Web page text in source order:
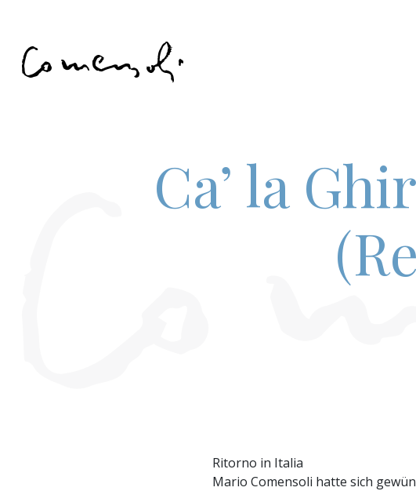
Ca’ la
Ritorno in Italia
Mario Comensoli hatte sich